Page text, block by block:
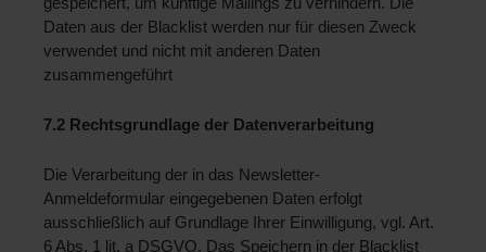
Daten aus der Blacklist werden nur für diesen Zweck
verwendet und nicht mit anderen Daten
zusammengeführt
7.2 Rechtsgrundlage der Datenverarbeitung
Die Verarbeitung der in das Newsletter-
Anmeldeformular eingegebenen Daten erfolgt
ausschließlich auf Grundlage Ihrer Einwilligung, vgl. Art.
6 Abs. 1 lit. a DSGVO. Das Speichern in der Blacklist